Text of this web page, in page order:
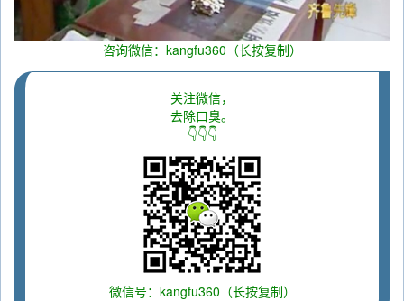
咨询微信：kangfu360（长按复制）
关注微信，
去除口臭。
👇👇👇
微信号：kangfu360（长按复制）